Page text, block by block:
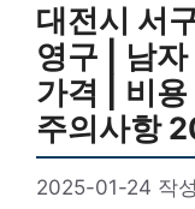
대전시 서
영구 | 남자
가격 | 비용
주의사항
2025-01-24 작